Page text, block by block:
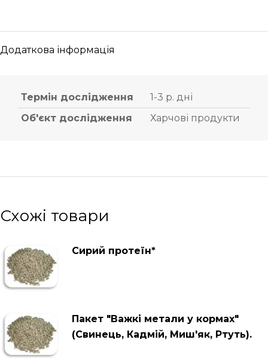
Додаткова інформація
Термін дослідження
1-3 р. дні
Об'єкт дослідження
Харчові продукти
Схожі товари
Сирий протеїн*
Пакет "Важкі метали у кормах"
(Свинець, Кадмій, Миш'як, Ртуть).